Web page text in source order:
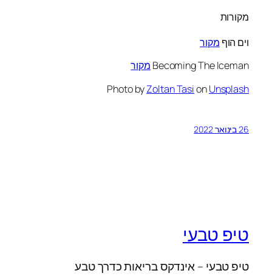
מקורות
וים הוף מקור
Becoming The Iceman מקור
Photo byZoltan TasionUnsplash
26 בינואר 2022
טיפ טבעי
טיפ טבעי – אינדקס בריאות כדרך טבע